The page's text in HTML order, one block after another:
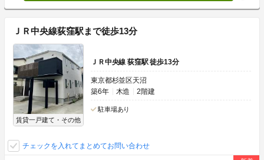
ＪＲ中央線荻窪駅まで徒歩13分
賃貸一戸建て・その他
ＪＲ中央線 荻窪駅 徒歩13分
東京都杉並区天沼
築6年
木造 2階建
駐車場あり
チェックを入れてまとめてお問い合わせ